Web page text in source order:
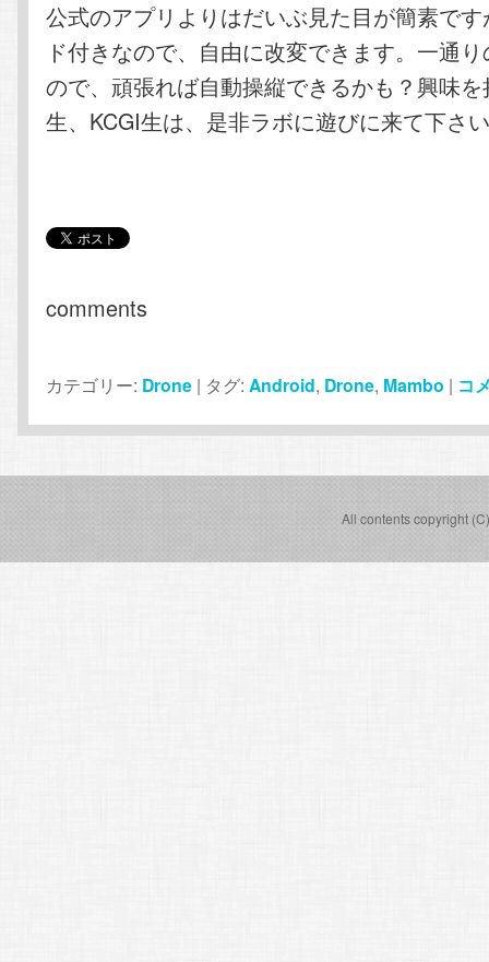
公式のアプリよりはだいぶ見た目が簡素で
ド付きなので、自由に改変できます。一通
ので、頑張れば自動操縦できるかも？興味を
生、KCGI生は、是非ラボに遊びに来て下さ
comments
カテゴリー: Drone | タグ: Android, Drone, Mambo | コ
All contents copyright